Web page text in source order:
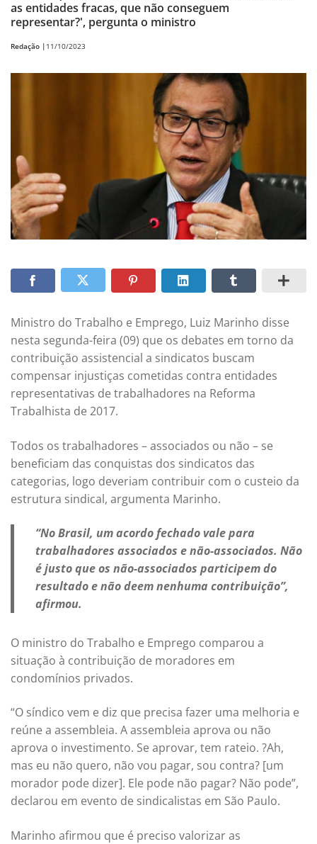
as entidades fracas, que não conseguem
representar?', pergunta o ministro
Redação | 11/10/2023
Ministro do Trabalho e Emprego, Luiz Marinho disse
nesta segunda-feira (09) que os debates em torno da
contribuição assistencial a sindicatos buscam
compensar injustiças cometidas contra entidades
representativas de trabalhadores na Reforma
Trabalhista de 2017.
Todos os trabalhadores – associados ou não – se
beneficiam das conquistas dos sindicatos das
categorias, logo deveriam contribuir com o custeio da
estrutura sindical, argumenta Marinho.
“No Brasil, um acordo fechado vale para
trabalhadores associados e não-associados. Não
é justo que os não-associados participem do
resultado e não deem nenhuma contribuição”,
afirmou.
O ministro do Trabalho e Emprego comparou a
situação à contribuição de moradores em
condomínios privados.
“O síndico vem e diz que precisa fazer uma melhoria e
reúne a assembleia. A assembleia aprova ou não
aprova o investimento. Se aprovar, tem rateio. ?Ah,
mas eu não quero, não vou pagar, sou contra? [um
morador pode dizer]. Ele pode não pagar? Não pode”,
declarou em evento de sindicalistas em São Paulo.
Marinho afirmou que é preciso valorizar as